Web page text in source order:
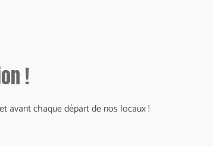
!
avant chaque départ de nos locaux !